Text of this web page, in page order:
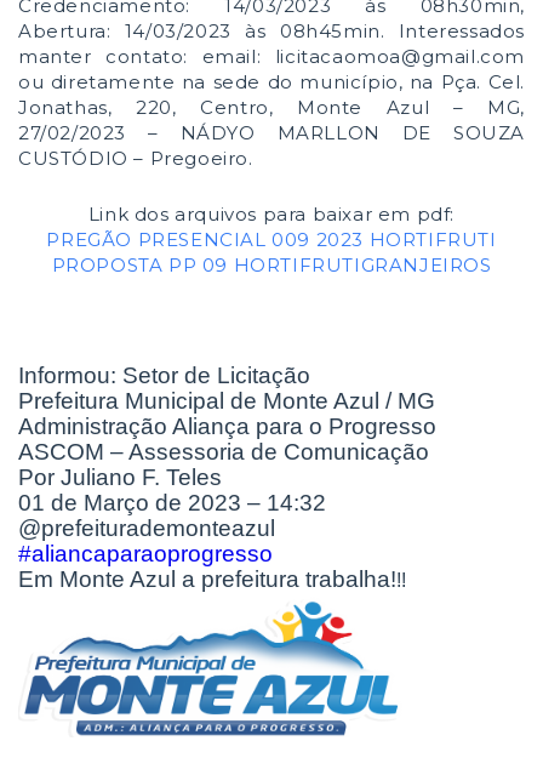
Credenciamento: 14/03/2023 às 08h30min,
Abertura: 14/03/2023 às 08h45min. Interessados
manter contato: email: licitacaomoa@gmail.com
ou diretamente na sede do município, na Pça. Cel.
Jonathas, 220, Centro, Monte Azul – MG,
27/02/2023 – NÁDYO MARLLON DE SOUZA
CUSTÓDIO – Pregoeiro.
Link dos arquivos para baixar em pdf:
PREGÃO PRESENCIAL 009 2023 HORTIFRUTI
PROPOSTA PP 09 HORTIFRUTIGRANJEIROS
Informou: Setor de Licitação
Prefeitura Municipal de Monte Azul / MG
Administração Aliança para o Progresso
ASCOM – Assessoria de Comunicação
Por Juliano F. Teles
01 de Março de 2023 – 14:32
@prefeiturademonteazul
#aliancaparaoprogresso
Em Monte Azul a prefeitura trabalha!!!